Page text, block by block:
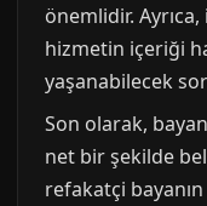
önemlidir.
hizmetin içeriği
yaşanabilecek
Son olarak,
net bir şekilde
refakatçi